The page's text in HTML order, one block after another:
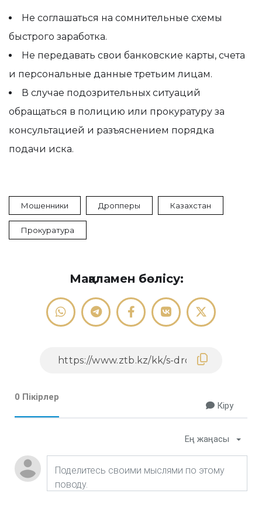
Не соглашаться на сомнительные схемы
быстрого заработка.
Не передавать свои банковские карты, счета
и персональные данные третьим лицам.
В случае подозрительных ситуаций
обращаться в полицию или прокуратуру за
консультацией и разъяснением порядка
подачи иска.
Мошенники Дропперы Казахстан
Прокуратура
Мақаламен бөлісу:
0 Пікірлер
Кіру
Ең жаңасы